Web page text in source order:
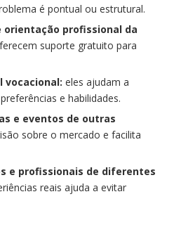
é pontual ou estrutural.
orientação profissional da
suporte gratuito para
vocacional: eles ajudam a
e habilidades.
e eventos de outras
sobre o mercado e facilita
e profissionais de diferentes
reais ajuda a evitar